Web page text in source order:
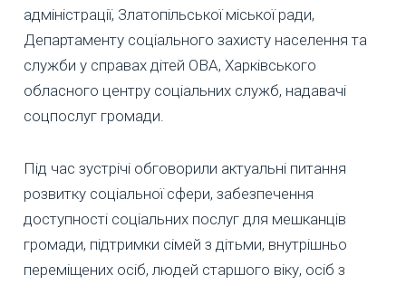
адміністрації, Златопільської міської ради,
Департаменту соціального захисту населення та
служби у справах дітей ОВА, Харківського
обласного центру соціальних служб, надавачі
соцпослуг громади.
Під час зустрічі обговорили актуальні питання
розвитку соціальної сфери, забезпечення
доступності соціальних послуг для мешканців
громади, підтримки сімей з дітьми, внутрішньо
переміщених осіб, людей старшого віку, осіб з